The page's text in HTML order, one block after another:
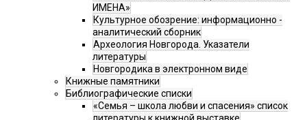
ИМЕНА»
Культурное обозрение: информационно -
аналитический сборник
Археология Новгорода. Указатели
литературы
Новгородика в электронном виде
Книжные памятники
Библиографические списки
«Семья – школа любви и спасения» список